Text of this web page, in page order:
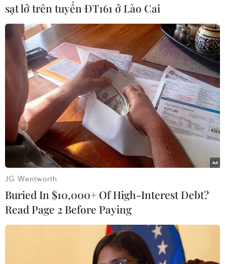
#COVID-19 #Xuất khẩu của Hàn Quốc
#đối tác FTA
#thặng dư thương mại
#ASEAN Hàn Quốc
Theo dõi VietnamPlus
sạt lở trên tuyến ĐT161 ở Lào Cai
JG Wentworth
Buried In $10,000+ Of High-Interest Debt?
Read Page 2 Before Paying